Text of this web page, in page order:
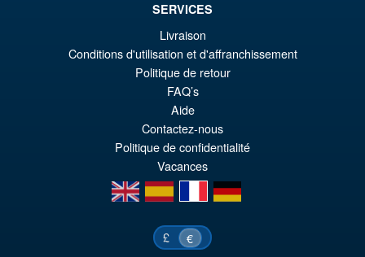
€36.82
PRÉ COMMANDE
SERVICES
Livraison
Conditions d'utilisation et d'affranchissement
Politique de retour
FAQ’s
Aide
Contactez-nous
Politique de confidentialité
Vacances
en
es fr de
£ €